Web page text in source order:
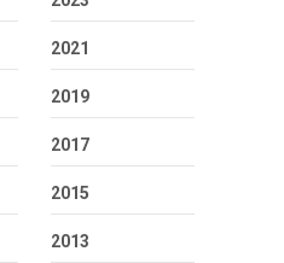
2021
2019
2017
2015
2013